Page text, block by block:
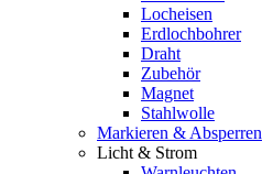
Locheisen
Erdlochbohrer
Draht
Zubehör
Magnet
Stahlwolle
Markieren & Absperren
Licht & Strom